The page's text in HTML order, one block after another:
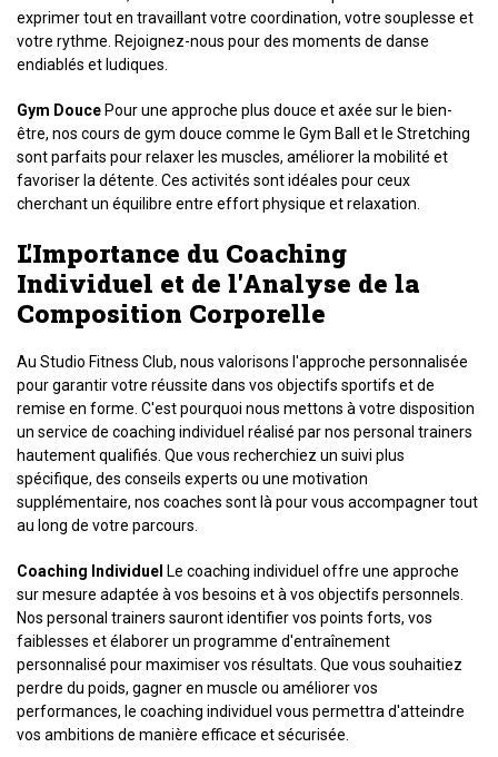
exprimer tout en travaillant votre coordination, votre souplesse et
votre rythme. Rejoignez-nous pour des moments de danse
endiablés et ludiques.
Gym Douce Pour une approche plus douce et axée sur le bien-
être, nos cours de gym douce comme le Gym Ball et le Stretching
sont parfaits pour relaxer les muscles, améliorer la mobilité et
favoriser la détente. Ces activités sont idéales pour ceux
cherchant un équilibre entre effort physique et relaxation.
L'Importance du Coaching
Individuel et de l'Analyse de la
Composition Corporelle
Au Studio Fitness Club, nous valorisons l'approche personnalisée
pour garantir votre réussite dans vos objectifs sportifs et de
remise en forme. C'est pourquoi nous mettons à votre disposition
un service de coaching individuel réalisé par nos personal trainers
hautement qualifiés. Que vous recherchiez un suivi plus
spécifique, des conseils experts ou une motivation
supplémentaire, nos coaches sont là pour vous accompagner tout
au long de votre parcours.
Coaching Individuel Le coaching individuel offre une approche
sur mesure adaptée à vos besoins et à vos objectifs personnels.
Nos personal trainers sauront identifier vos points forts, vos
faiblesses et élaborer un programme d'entraînement
personnalisé pour maximiser vos résultats. Que vous souhaitiez
perdre du poids, gagner en muscle ou améliorer vos
performances, le coaching individuel vous permettra d'atteindre
vos ambitions de manière efficace et sécurisée.